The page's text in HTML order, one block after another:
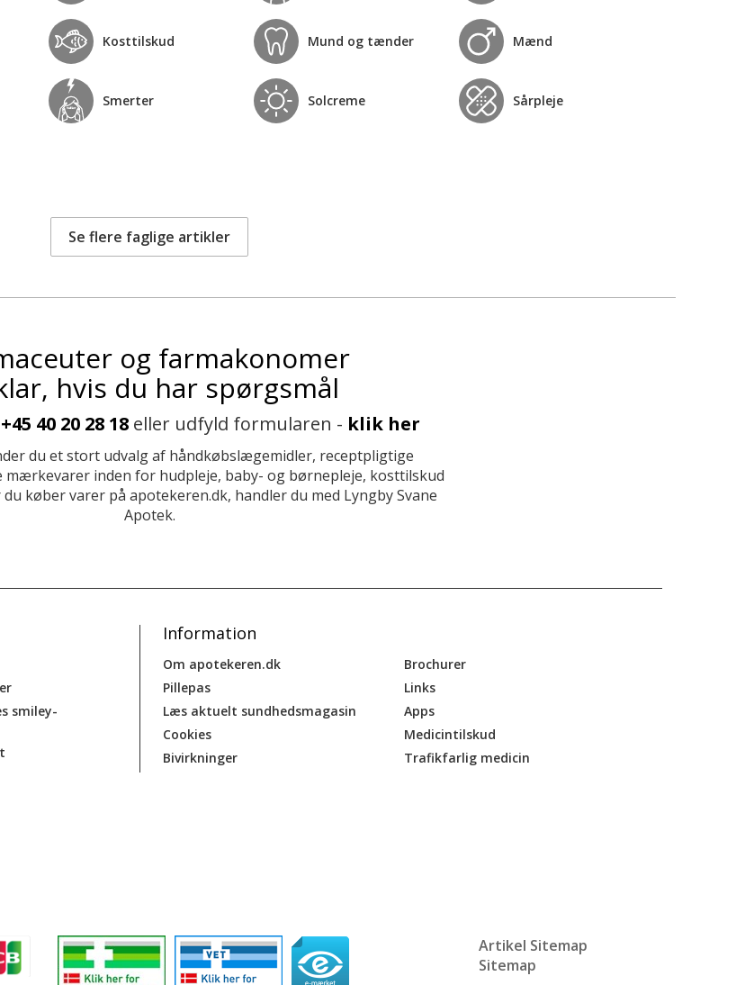
Kosttilskud Mund og tænder Mænd
Smerter Solcreme Sårpleje
Se flere faglige artikler
og farmakonomer
hvis du har spørgsmål
+45 40 20 28 18 eller udfyld formularen - klik her
du et stort udvalg af håndkøbslægemidler, receptpligtige
inden for hudpleje, baby- og børnepleje, kosttilskud
køber varer på apotekeren.dk, handler du med Lyngby Svane
Apotek.
smiley-
Information
Om apotekeren.dk
Pillepas
Læs aktuelt sundhedsmagasin
Cookies
Bivirkninger
Brochurer
Links
Apps
Medicintilskud
Trafikfarlig medicin
Artikel Sitemap
Sitemap